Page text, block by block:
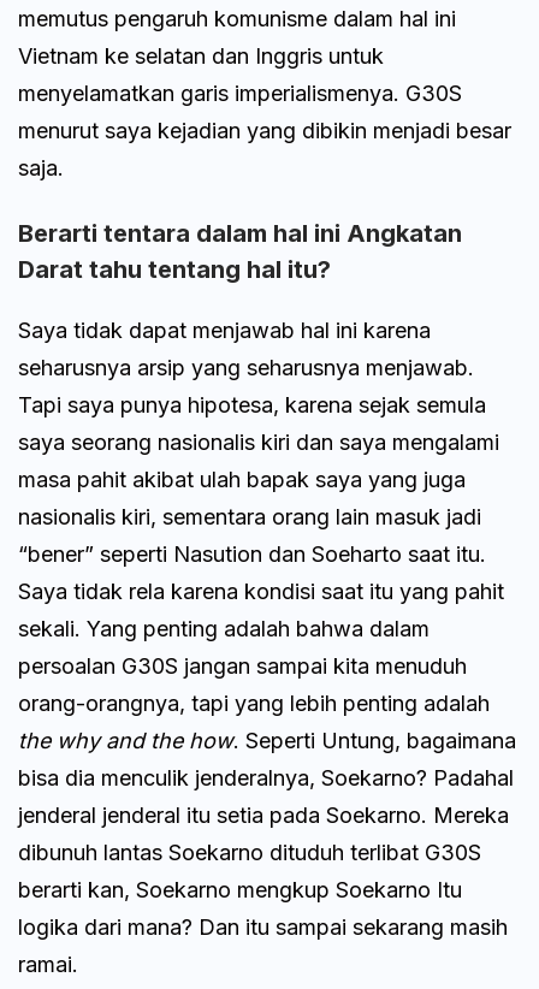
memutus pengaruh komunisme dalam hal ini
Vietnam ke selatan dan Inggris untuk
menyelamatkan garis imperialismenya. G30S
menurut saya kejadian yang dibikin menjadi besar
saja.
Berarti tentara dalam hal ini Angkatan
Darat tahu tentang hal itu?
Saya tidak dapat menjawab hal ini karena
seharusnya arsip yang seharusnya menjawab.
Tapi saya punya hipotesa, karena sejak semula
saya seorang nasionalis kiri dan saya mengalami
masa pahit akibat ulah bapak saya yang juga
nasionalis kiri, sementara orang lain masuk jadi
“bener” seperti Nasution dan Soeharto saat itu.
Saya tidak rela karena kondisi saat itu yang pahit
sekali. Yang penting adalah bahwa dalam
persoalan G30S jangan sampai kita menuduh
orang-orangnya, tapi yang lebih penting adalah
the why and the how. Seperti Untung, bagaimana
bisa dia menculik jenderalnya, Soekarno? Padahal
jenderal jenderal itu setia pada Soekarno. Mereka
dibunuh lantas Soekarno dituduh terlibat G30S
berarti kan, Soekarno mengkup Soekarno Itu
logika dari mana? Dan itu sampai sekarang masih
ramai.